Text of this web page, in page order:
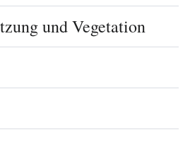
und Vegetation